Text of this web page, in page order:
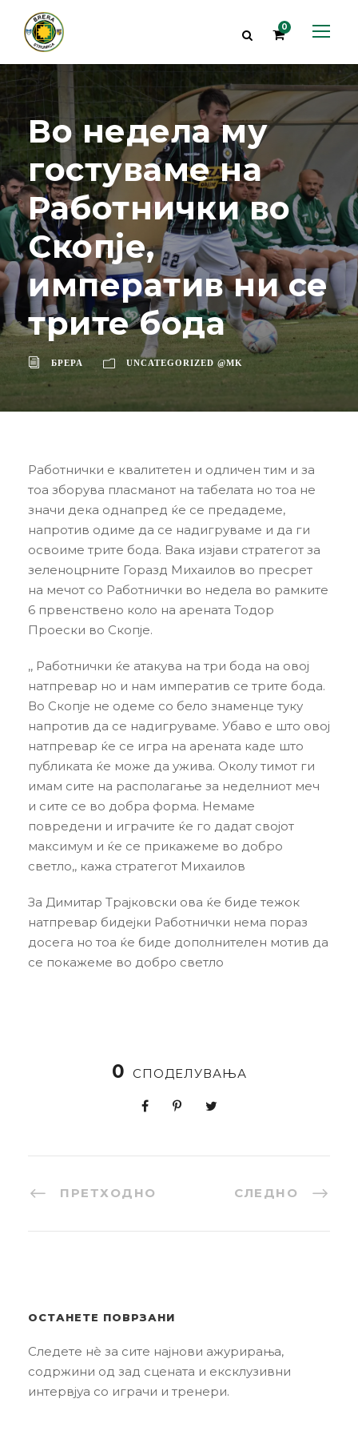
0
Во недела му
гостуваме на
Работнички во
Скопје,
императив ни се
трите бода
БРЕРА UNCATEGORIZED @MK
Работнички е квалитетен и одличен тим и за
тоа зборува пласманот на табелата но тоа не
значи дека однапред ќе се предадеме,
напротив одиме да се надигруваме и да ги
освоиме трите бода. Вака изјави стратегот за
зеленоцрните Горазд Михаилов во пресрет
на мечот со Работнички во недела во рамките
6 првенствено коло на арената Тодор
Проески во Скопје.
,, Работнички ќе атакува на три бода на овој
натпревар но и нам императив се трите бода.
Во Скопје не одеме со бело знаменце туку
напротив да се надигруваме. Убаво е што овој
натпревар ќе се игра на арената каде што
публиката ќе може да ужива. Околу тимот ги
имам сите на располагање за неделниот меч
и сите се во добра форма. Немаме
повредени и играчите ќе го дадат својот
максимум и ќе се прикажеме во добро
светло,, кажа стратегот Михаилов
За Димитар Трајковски ова ќе биде тежок
натпревар бидејки Работнички нема пораз
досега но тоа ќе биде дополнителен мотив да
се покажеме во добро светло
0 СПОДЕЛУВАЊА
ПРЕТХОДНО СЛЕДНО
ОСТАНЕТЕ ПОВРЗАНИ
Следете нè за сите најнови ажурирања,
содржини од зад сцената и ексклузивни
интервјуа со играчи и тренери.